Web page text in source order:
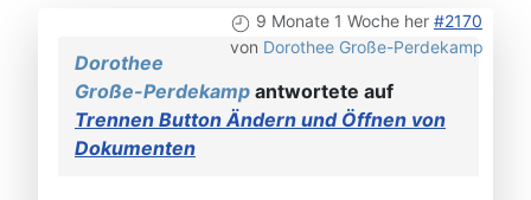
9 Monate 1 Woche her #2170
von Dorothee Große-Perdekamp
Dorothee
Große-Perdekamp antwortete auf
Trennen Button Ändern und Öffnen von
Dokumenten